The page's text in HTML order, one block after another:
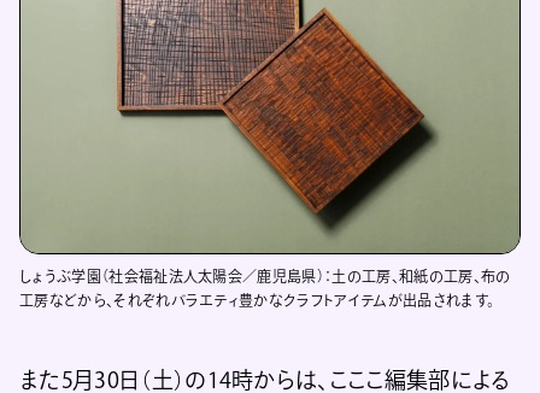
しょうぶ学園（社会福祉法人太陽会／鹿児島県）：土の工房、和紙の工房、布の
工房などから、それぞれバラエティ豊かなクラフトアイテムが出品されます。
また5月30日（土）の14時からは、こここ編集部による